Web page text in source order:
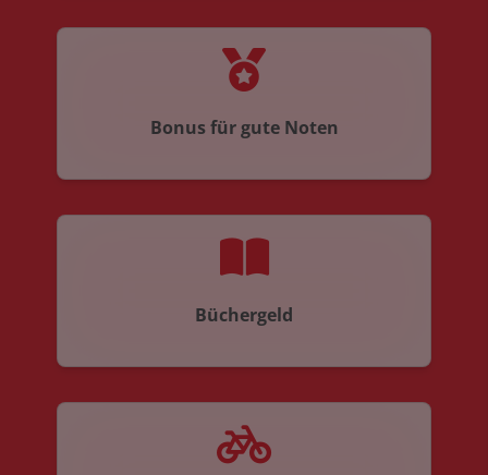
Bonus für gute Noten
Büchergeld